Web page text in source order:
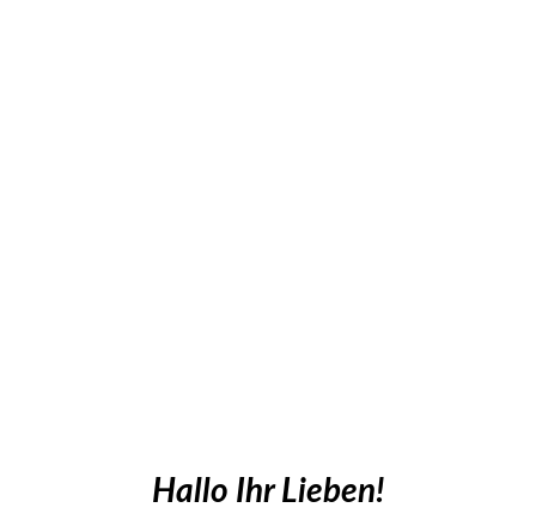
Hallo Ihr Lieben!